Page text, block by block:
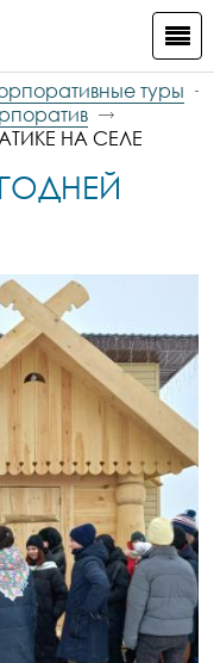
туры
НА СЕЛЕ